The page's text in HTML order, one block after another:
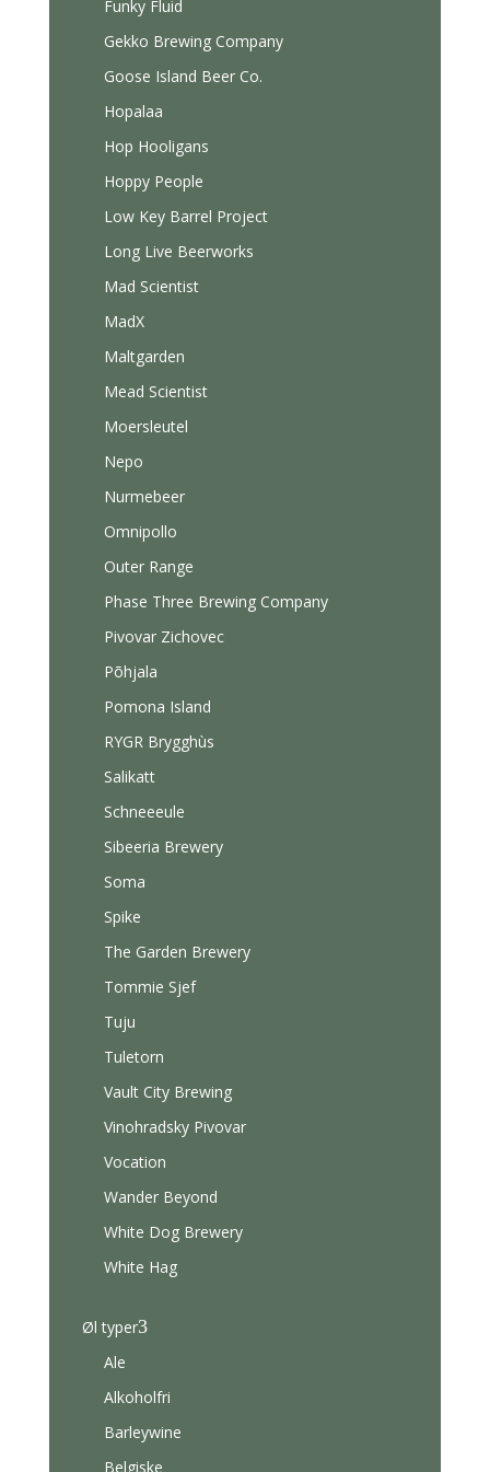
Funky Fluid
Gekko Brewing Company
Goose Island Beer Co.
Hopalaa
Hop Hooligans
Hoppy People
Low Key Barrel Project
Long Live Beerworks
Mad Scientist
MadX
Maltgarden
Mead Scientist
Moersleutel
Nepo
Nurmebeer
Omnipollo
Outer Range
Phase Three Brewing Company
Pivovar Zichovec
Põhjala
Pomona Island
RYGR Brygghùs
Salikatt
Schneeeule
Sibeeria Brewery
Soma
Spike
The Garden Brewery
Tommie Sjef
Tuju
Tuletorn
Vault City Brewing
Vinohradsky Pivovar
Vocation
Wander Beyond
White Dog Brewery
White Hag
Øl typer3
Ale
Alkoholfri
Barleywine
Belgiske